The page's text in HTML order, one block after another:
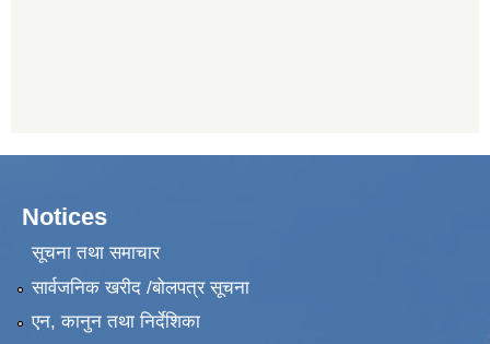
Notices
सूचना तथा समाचार
सार्वजनिक खरीद /बोलपत्र सूचना
एन, कानुन तथा निर्देशिका